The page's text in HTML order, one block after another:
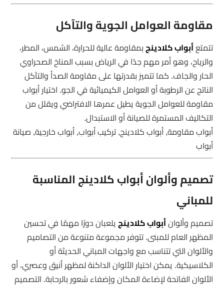
مقاومة العوامل الجوية والتآكل
تتمتعأبواب كلادينجبمقاومة عالية للحرارة، الشمس، المطر،
والرياح، وهو أمر مهم جدًا في الرياض بسبب المناخ الصحراوي
الحار والجاف. كما تتميز بقدرتها على مقاومة الصدأ والتآكل
الناتج عن الرطوبة أو العوامل الكيميائية في الجو. اختيار أبواب
مقاومة للعوامل الجوية يطيل عمرها الافتراضي ويقلل من
التكاليف المستمرة للصيانة أو الاستبدال.
أبواب مقاومة, أبواب كلادينج, تركيب أبواب, أبواب خارجية, صيانة
أبواب
تصميم وألوان أبواب كلادينج المناسبة
للمباني
تصميم وألوانأبواب كلادينجيلعبان دورًا مهمًا في تحسين
المظهر العام للمبنى. تتوفر مجموعة متنوعة من التصاميم
والألوان التي تتناسب مع واجهات المباني الحديثة أو
الكلاسيكية. يمكن اختيار الألوان الداكنة لمظهر أنيق وعصري، أو
الألوان الفاتحة لإضاءة المكان وإضفاء شعور بالرحابة. التصميم